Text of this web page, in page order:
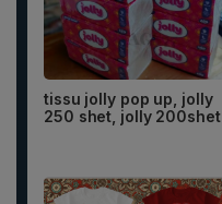
tissu jolly pop up, jolly
250 shet, jolly 200shet